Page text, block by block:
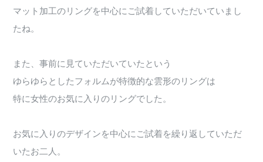
マット加工のリングを中心にご試着していただいていまし
たね。
また、事前に見ていただいていたという
ゆらゆらとしたフォルムが特徴的な雲形のリングは
特に女性のお気に入りのリングでした。
お気に入りのデザインを中心にご試着を繰り返していただ
いたお二人。